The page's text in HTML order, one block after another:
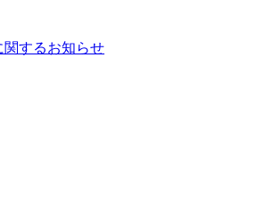
関するお知らせ